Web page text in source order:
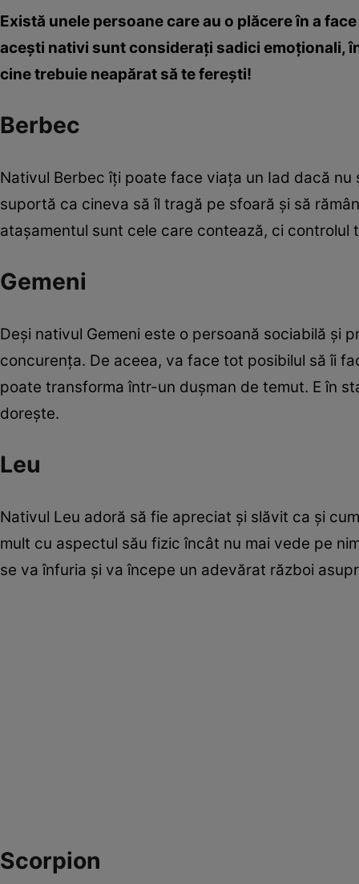
Există unele persoane care au o plăcere în a
aceşti nativi sunt consideraţi sadici emoţionali,
cine trebuie neapărat să te fereşti!
Berbec
Nativul Berbec îţi poate face viaţa un Iad dacă
suportă ca cineva să îl tragă pe sfoară şi să
ataşamentul sunt cele care contează, ci
Gemeni
Deşi nativul Gemeni este o persoană sociabilă şi
concurenţa. De aceea, va face tot posibilul să îi
poate transforma într-un duşman de temut. E în
doreşte.
Leu
Nativul Leu adoră să fie apreciat şi slăvit ca şi
mult cu aspectul său fizic încât nu mai vede pe
se va înfuria şi va începe un adevărat război
Scorpion